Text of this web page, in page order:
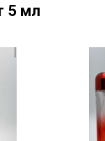
5 мл